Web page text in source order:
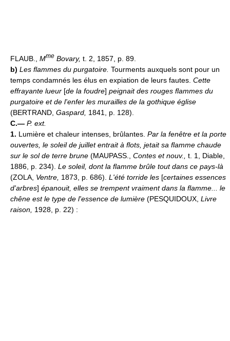
FLAUB., Mme Bovary, t. 2, 1857, p. 89.
b) Les flammes du purgatoire. Tourments auxquels sont pour un
temps condamnés les élus en expiation de leurs fautes. Cette
effrayante lueur [de la foudre] peignait des rouges flammes du
purgatoire et de l'enfer les murailles de la gothique église
(BERTRAND, Gaspard, 1841, p. 128).
C.— P. ext.
1. Lumière et chaleur intenses, brûlantes. Par la fenêtre et la porte
ouvertes, le soleil de juillet entrait à flots, jetait sa flamme chaude
sur le sol de terre brune (MAUPASS., Contes et nouv., t. 1, Diable,
1886, p. 234). Le soleil, dont la flamme brûle tout dans ce pays-là
(ZOLA, Ventre, 1873, p. 686). L'été torride les [certaines essences
d'arbres] épanouit, elles se trempent vraiment dans la flamme... le
chêne est le type de l'essence de lumière (PESQUIDOUX, Livre
raison, 1928, p. 22) :